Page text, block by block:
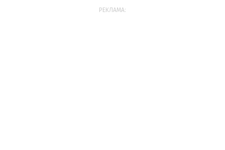
РЕКЛАМА: